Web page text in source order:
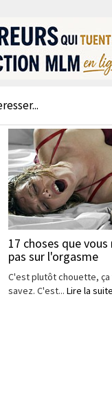
17 choses que vous
pas sur l'orgasme
C'est plutôt chouette, ça
savez. C'est... Lire la suite